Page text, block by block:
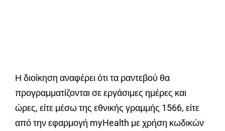
Η διοίκηση αναφέρει ότι τα ραντεβού θα
προγραμματίζονται σε εργάσιμες ημέρες και
ώρες, είτε μέσω της εθνικής γραμμής 1566, είτε
από την εφαρμογή myHealth με χρήση κωδικών